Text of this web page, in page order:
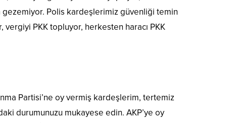
gezemiyor. Polis kardeşlerimiz güvenliği temin
PKK topluyor, herkesten haracı PKK
Partisi’ne oy vermiş kardeşlerim, tertemiz
durumunuzu mukayese edin. AKP’ye oy